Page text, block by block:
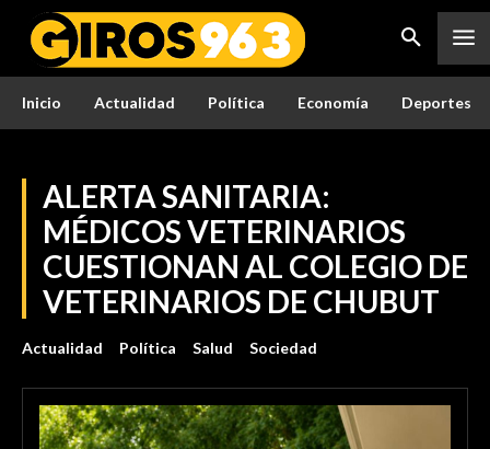
Inicio Actualidad Política Economía Deportes
ALERTA SANITARIA:
MÉDICOS VETERINARIOS
CUESTIONAN AL COLEGIO DE
VETERINARIOS DE CHUBUT
Actualidad Política Salud Sociedad